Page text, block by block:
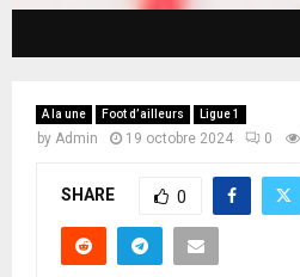
A la une Foot d’ailleurs Ligue 1
by Admin 19 octobre 2024 0
SHARE 0